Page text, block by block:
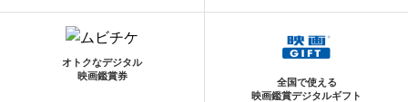
オトクなデジタル
映画鑑賞券
全国で使える
映画鑑賞デジタルギフト